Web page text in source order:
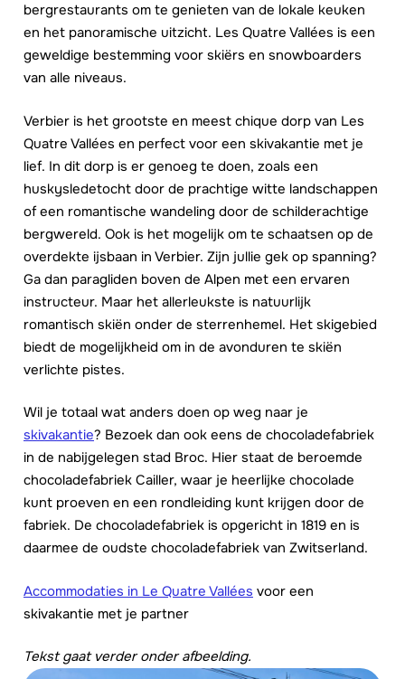
bergrestaurants om te genieten van de lokale keuken
en het panoramische uitzicht. Les Quatre Vallées is een
geweldige bestemming voor skiërs en snowboarders
van alle niveaus.
Verbier is het grootste en meest chique dorp van Les
Quatre Vallées en perfect voor een skivakantie met je
lief. In dit dorp is er genoeg te doen, zoals een
huskysledetocht door de prachtige witte landschappen
of een romantische wandeling door de schilderachtige
bergwereld. Ook is het mogelijk om te schaatsen op de
overdekte ijsbaan in Verbier. Zijn jullie gek op spanning?
Ga dan paragliden boven de Alpen met een ervaren
instructeur. Maar het allerleukste is natuurlijk
romantisch skiën onder de sterrenhemel. Het skigebied
biedt de mogelijkheid om in de avonduren te skiën
verlichte pistes.
Wil je totaal wat anders doen op weg naar je
skivakantie? Bezoek dan ook eens de chocoladefabriek
in de nabijgelegen stad Broc. Hier staat de beroemde
chocoladefabriek Cailler, waar je heerlijke chocolade
kunt proeven en een rondleiding kunt krijgen door de
fabriek. De chocoladefabriek is opgericht in 1819 en is
daarmee de oudste chocoladefabriek van Zwitserland.
Accommodaties in Le Quatre Vallées voor een
skivakantie met je partner
Tekst gaat verder onder afbeelding.